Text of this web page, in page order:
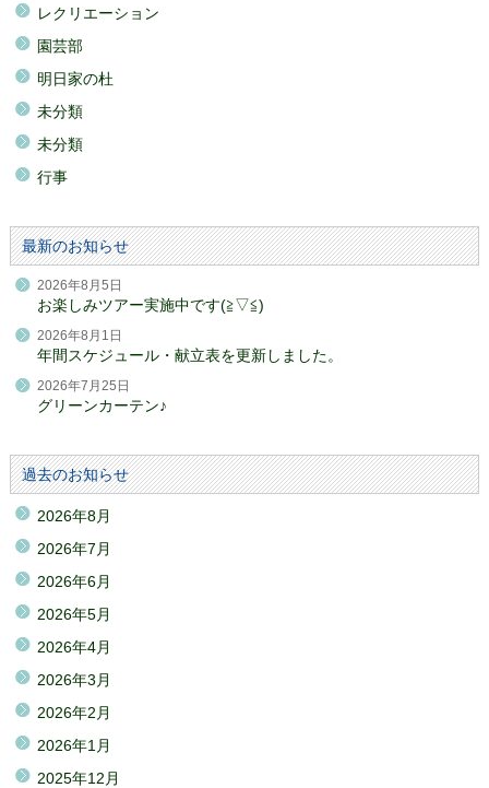
レクリエーション
園芸部
明日家の杜
未分類
未分類
行事
最新のお知らせ
2026年8月5日
お楽しみツアー実施中です(≧▽≦)
2026年8月1日
年間スケジュール・献立表を更新しました。
2026年7月25日
グリーンカーテン♪
過去のお知らせ
2026年8月
2026年7月
2026年6月
2026年5月
2026年4月
2026年3月
2026年2月
2026年1月
2025年12月